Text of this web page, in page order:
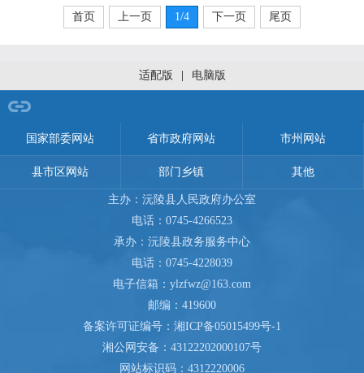
首页 上一页 1/4 下一页 尾页
适配版 电脑版
国家部委网站 省市政府网站 市州网站
县市区网站 部门乡镇 其他
主办：沅陵县人民政府办公室
电话：0745-4266523
承办：沅陵县政务服务中心
电话：0745-4228039
电子信箱：ylzfwz@163.com
邮编：419600
备案许可证编号： 湘ICP备05015499号-1
湘公网安备： 43122202000107号
网站标识码：4312220006